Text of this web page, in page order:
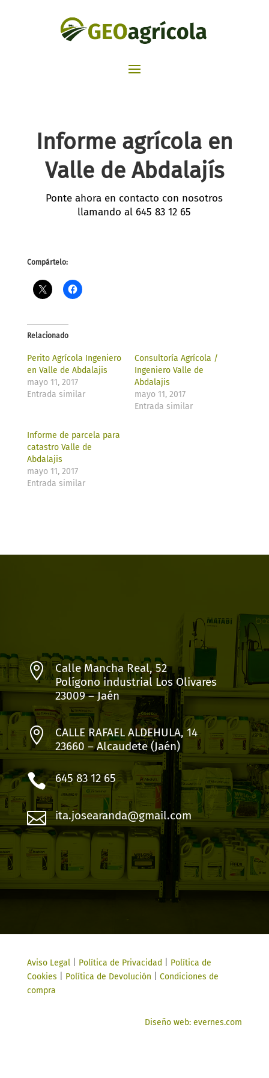
Informe agrícola en
Valle de Abdalajís
Ponte ahora en contacto con nosotros
llamando al 645 83 12 65
Compártelo:
Relacionado
Perito Agrícola Ingeniero
en Valle de Abdalajis
mayo 11, 2017
Entrada similar
Consultoría Agrícola /
Ingeniero Valle de
Abdalajis
mayo 11, 2017
Entrada similar
Informe de parcela para
catastro Valle de
Abdalajis
mayo 11, 2017
Entrada similar

Calle Mancha Real, 52
Polígono industrial Los Olivares
23009 – Jaén

CALLE RAFAEL ALDEHULA, 14
23660 – Alcaudete (Jaén)
 645 83 12 65
 ita.josearanda@gmail.com
Aviso Legal| Política de Privacidad
Política de
Cookies
Política de Devolución
Condiciones de
compra
Diseño web: evernes.com